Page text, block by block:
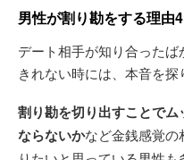
男性が割り勘をする理由
デート相手が知り合った
きれない時には、本音を探
割り勘を切り出すことで
ならないかなど金銭感覚の